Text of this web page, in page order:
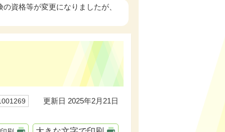
資格等が変更になりましたが、
更新日 2025年2月21日